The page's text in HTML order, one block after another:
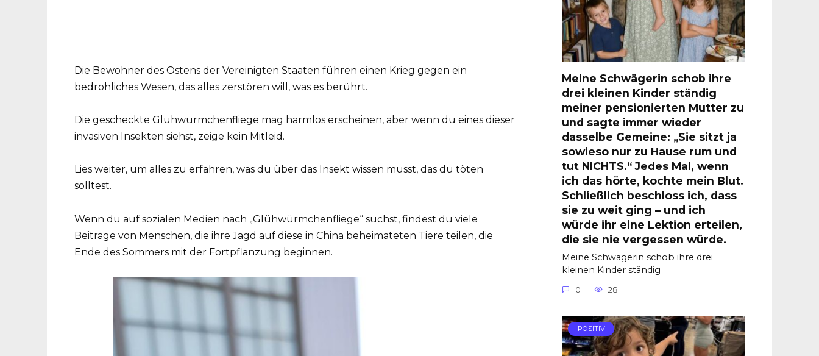
Die Bewohner des Ostens der Vereinigten Staaten führen einen Krieg gegen ein
bedrohliches Wesen, das alles zerstören will, was es berührt.
Die gescheckte Glühwürmchenfliege mag harmlos erscheinen, aber wenn du eines dieser
invasiven Insekten siehst, zeige kein Mitleid.
Lies weiter, um alles zu erfahren, was du über das Insekt wissen musst, das du töten
solltest.
Wenn du auf sozialen Medien nach „Glühwürmchenfliege“ suchst, findest du viele
Beiträge von Menschen, die ihre Jagd auf diese in China beheimateten Tiere teilen, die
Ende des Sommers mit der Fortpflanzung beginnen.
Meine Schwägerin schob ihre
drei kleinen Kinder ständig
meiner pensionierten Mutter zu
und sagte immer wieder
dasselbe Gemeine: „Sie sitzt ja
sowieso nur zu Hause rum und
tut NICHTS.“ Jedes Mal, wenn
ich das hörte, kochte mein Blut.
Schließlich beschloss ich, dass
sie zu weit ging – und ich
würde ihr eine Lektion erteilen,
die sie nie vergessen würde.
Meine Schwägerin schob ihre drei
kleinen Kinder ständig
0 28
POSITIV